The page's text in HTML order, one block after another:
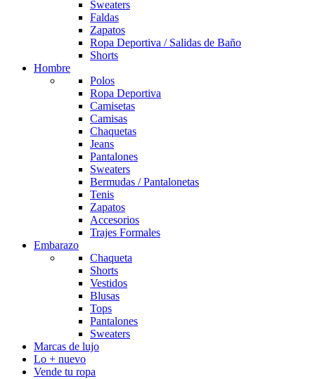
Sweaters
Faldas
Zapatos
Ropa Deportiva / Salidas de Baño
Shorts
Hombre
Polos
Ropa Deportiva
Camisetas
Camisas
Chaquetas
Jeans
Pantalones
Sweaters
Bermudas / Pantalonetas
Tenis
Zapatos
Accesorios
Trajes Formales
Embarazo
Chaqueta
Shorts
Vestidos
Blusas
Tops
Pantalones
Sweaters
Marcas de lujo
Lo + nuevo
Vende tu ropa